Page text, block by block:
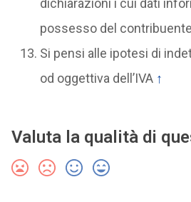
dichiarazioni i cui dati
possesso del contribuente
Si pensi alle ipotesi di
od oggettiva dell’IVA ↑
Valuta la qualità di